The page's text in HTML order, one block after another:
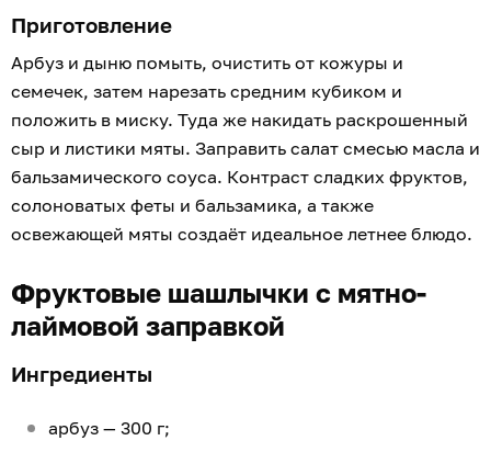
Приготовление
Арбуз и дыню помыть, очистить от кожуры и
семечек, затем нарезать средним кубиком и
положить в миску. Туда же накидать раскрошенный
сыр и листики мяты. Заправить салат смесью масла и
бальзамического соуса. Контраст сладких фруктов,
солоноватых феты и бальзамика, а также
освежающей мяты создаёт идеальное летнее блюдо.
Фруктовые шашлычки с мятно-
лаймовой заправкой
Ингредиенты
арбуз — 300 г;